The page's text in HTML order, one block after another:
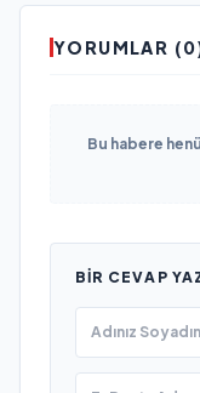
YORUMLAR
Bu habere
BIR CEVAP